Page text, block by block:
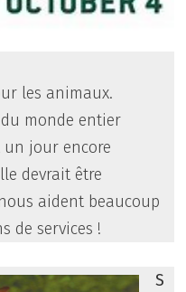
les animaux.
du monde entier
un jour encore
devrait être
aident beaucoup
de services !
S